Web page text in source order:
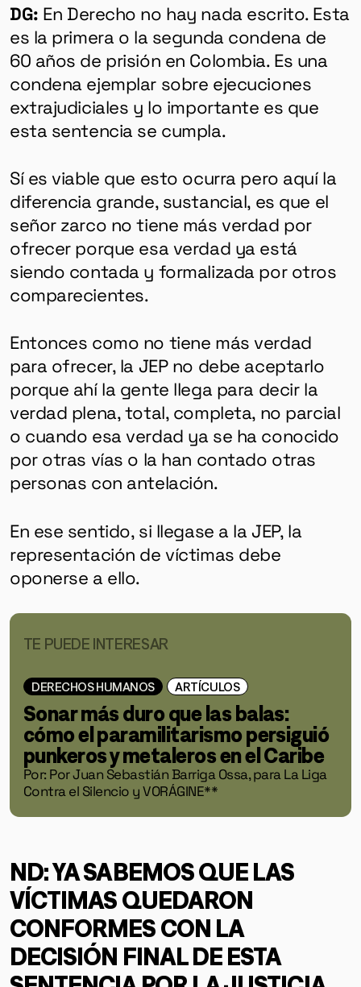
DG: En Derecho no hay nada escrito. Esta
es la primera o la segunda condena de
60 años de prisión en Colombia. Es una
condena ejemplar sobre ejecuciones
extrajudiciales y lo importante es que
esta sentencia se cumpla.
Sí es viable que esto ocurra pero aquí la
diferencia grande, sustancial, es que el
señor zarco no tiene más verdad por
ofrecer porque esa verdad ya está
siendo contada y formalizada por otros
comparecientes.
Entonces como no tiene más verdad
para ofrecer, la JEP no debe aceptarlo
porque ahí la gente llega para decir la
verdad plena, total, completa, no parcial
o cuando esa verdad ya se ha conocido
por otras vías o la han contado otras
personas con antelación.
En ese sentido, si llegase a la JEP, la
representación de víctimas debe
oponerse a ello.
TE PUEDE INTERESAR
DERECHOS HUMANOS ARTÍCULOS
Sonar más duro que las balas:
cómo el paramilitarismo persiguió
punkeros y metaleros en el Caribe
Por: Por Juan Sebastián Barriga Ossa, para La Liga
Contra el Silencio y VORÁGINE**
ND: YA SABEMOS QUE LAS
VÍCTIMAS QUEDARON
CONFORMES CON LA
DECISIÓN FINAL DE ESTA